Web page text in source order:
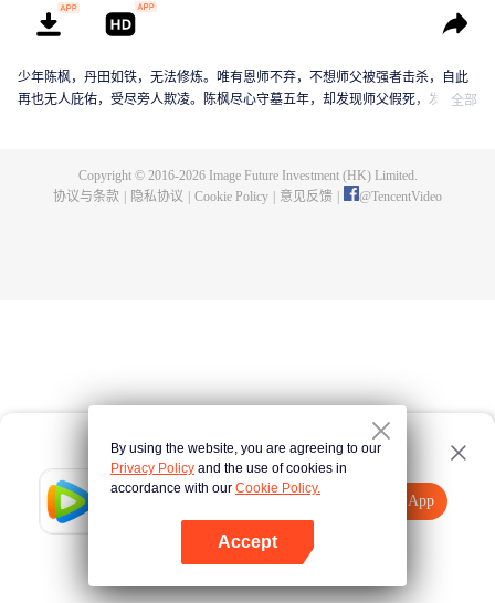
Tencent Video
打开App
点击此处
少年陈枫，丹田如铁，无法修炼。唯有恩师不弃，不想师父被强者击杀，自此
再也无人庇佑，受尽旁人欺凌。陈枫尽心守墓五年，却发现师父假死，发现师
全部
Copyright © 2016-2026Image Future Investment (HK) Limited.
协议与条款
隐私协议 Cookie Policy 意见反馈 @TencentVideo
By using the website, you are agreeing to our
Privacy Policy and the use of cookies in
accordance with our Cookie Policy.
Accept